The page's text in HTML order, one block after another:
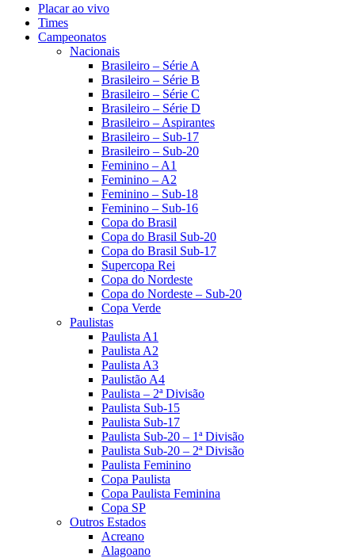
Placar ao vivo
Times
Campeonatos
Nacionais
Brasileiro – Série A
Brasileiro – Série B
Brasileiro – Série C
Brasileiro – Série D
Brasileiro – Aspirantes
Brasileiro – Sub-17
Brasileiro – Sub-20
Feminino – A1
Feminino – A2
Feminino – Sub-18
Feminino – Sub-16
Copa do Brasil
Copa do Brasil Sub-20
Copa do Brasil Sub-17
Supercopa Rei
Copa do Nordeste
Copa do Nordeste – Sub-20
Copa Verde
Paulistas
Paulista A1
Paulista A2
Paulista A3
Paulistão A4
Paulista – 2ª Divisão
Paulista Sub-15
Paulista Sub-17
Paulista Sub-20 – 1ª Divisão
Paulista Sub-20 – 2ª Divisão
Paulista Feminino
Copa Paulista
Copa Paulista Feminina
Copa SP
Outros Estados
Acreano
Alagoano